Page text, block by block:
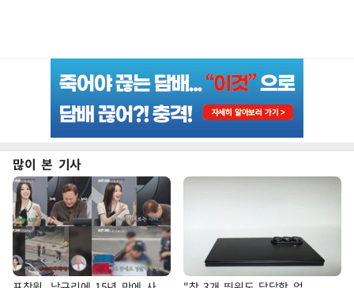
많이 본 기사